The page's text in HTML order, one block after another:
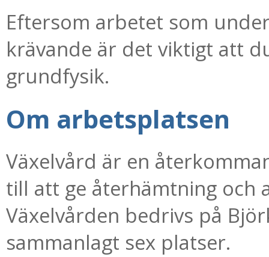
Eftersom arbetet som
krävande är det viktigt att
grundfysik.
Om arbetsplatsen
Växelvård är en
till att ge återhämtning och
Växelvården bedrivs på
sammanlagt sex platser.